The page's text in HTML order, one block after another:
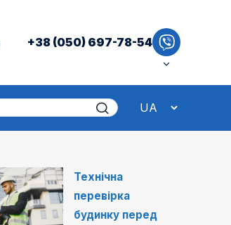
+38 (050) 697-78-54
Технічна
перевірка
будинку перед